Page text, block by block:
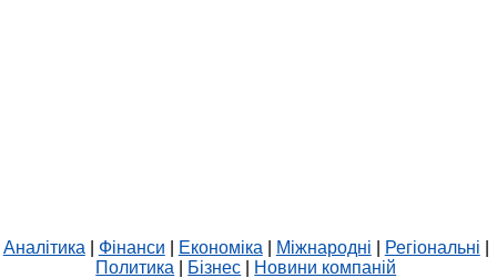
Аналітика Фінанси Економіка Міжнародні Регіональні
Политика
Бізнес Новини компаній